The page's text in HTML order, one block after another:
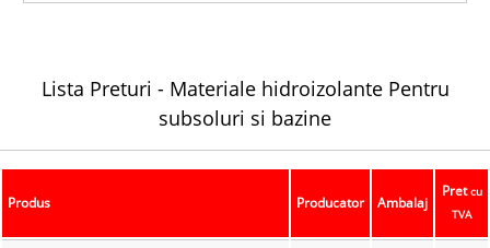
Lista Preturi - Materiale hidroizolantePentru
subsoluri si bazine
Produs Producator Ambalaj
Pretcu
TVA